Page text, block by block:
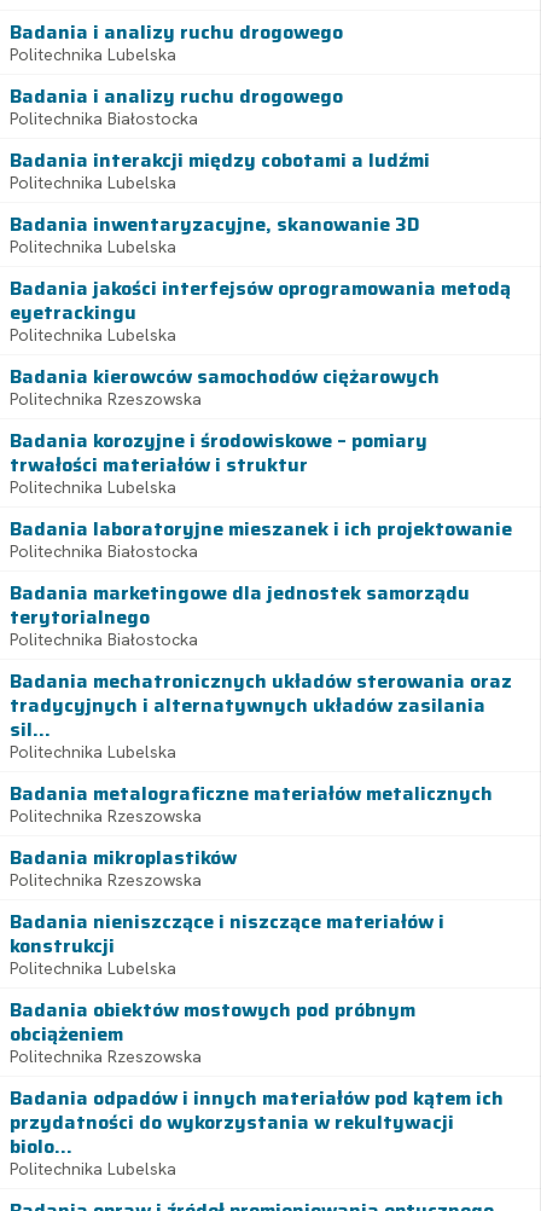
Badania i analizy ruchu drogowego
Politechnika Lubelska
Badania i analizy ruchu drogowego
Politechnika Białostocka
Badania interakcji między cobotami a ludźmi
Politechnika Lubelska
Badania inwentaryzacyjne, skanowanie 3D
Politechnika Lubelska
Badania jakości interfejsów oprogramowania metodą
eyetrackingu
Politechnika Lubelska
Badania kierowców samochodów ciężarowych
Politechnika Rzeszowska
Badania korozyjne i środowiskowe – pomiary
trwałości materiałów i struktur
Politechnika Lubelska
Badania laboratoryjne mieszanek i ich projektowanie
Politechnika Białostocka
Badania marketingowe dla jednostek samorządu
terytorialnego
Politechnika Białostocka
Badania mechatronicznych układów sterowania oraz
tradycyjnych i alternatywnych układów zasilania
sil...
Politechnika Lubelska
Badania metalograficzne materiałów metalicznych
Politechnika Rzeszowska
Badania mikroplastików
Politechnika Rzeszowska
Badania nieniszczące i niszczące materiałów i
konstrukcji
Politechnika Lubelska
Badania obiektów mostowych pod próbnym
obciążeniem
Politechnika Rzeszowska
Badania odpadów i innych materiałów pod kątem ich
przydatności do wykorzystania w rekultywacji
biolo...
Politechnika Lubelska